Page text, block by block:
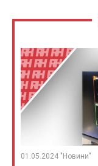
01.05.2024 "Новини"